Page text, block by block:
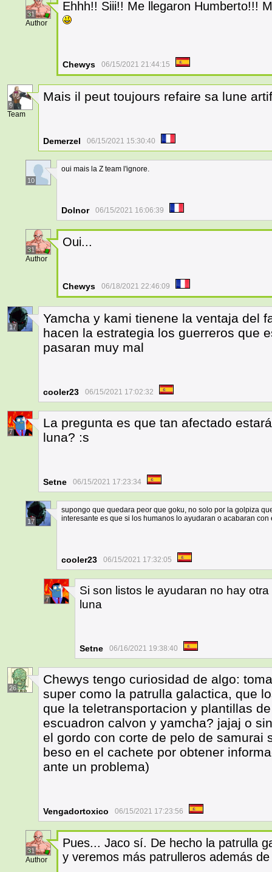
31
Author
Ehhh!! Siii!! Me llegaron Humberto!!!
Chewys 06/15/2021 21:44:15
9
Team
Mais il peut toujours refaire sa lune
Demerzel 06/15/2021 15:30:40
10
oui mais la Z team l'ignore.
Dolnor 06/15/2021 16:06:39
31
Author
Oui...
Chewys 06/18/2021 22:46:09
17
Yamcha y kami tienene la ventaja del
hacen la estrategia los guerreros que
pasaran muy mal
cooler23 06/15/2021 17:02:32
7
La pregunta es que tan afectado
luna? :s
Setne 06/15/2021 17:23:34
17
supongo que quedara peor que goku, no solo por la golpiza
interesante es que si los humanos lo ayudaran o acabaran con
cooler23 06/15/2021 17:32:05
7
Si son listos le ayudaran no hay
luna
Setne 06/16/2021 19:38:40
26
Chewys tengo curiosidad de algo:
super como la patrulla galactica, que
que la teletransportacion y plantillas
escuadron calvon y yamcha? jajaj o
el gordo con corte de pelo de samurai
beso en el cachete por obtener
ante un problema)
Vengadortoxico 06/15/2021 17:23:56
31
Author
Pues... Jaco sí. De hecho la patrulla
y veremos más patrulleros además